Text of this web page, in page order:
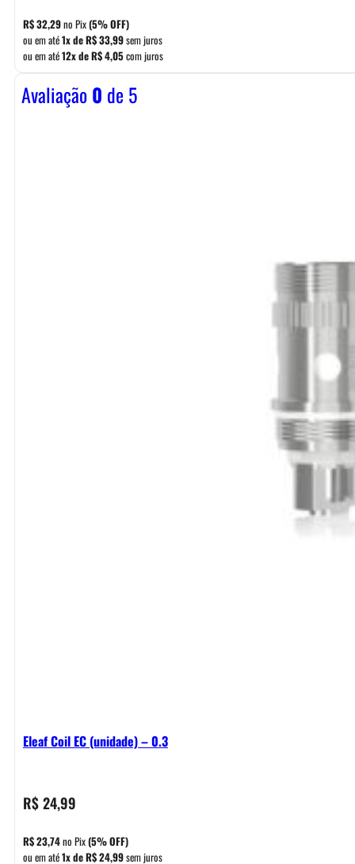
R$32,29no Pix(5% OFF)
ou em até1x deR$33,99sem juros
ou em até12x deR$4,05com juros
Avaliação0 de 5
Eleaf Coil EC (unidade) – 0.3
R$24,99
R$23,74no Pix(5% OFF)
ou em até1x deR$24,99sem juros